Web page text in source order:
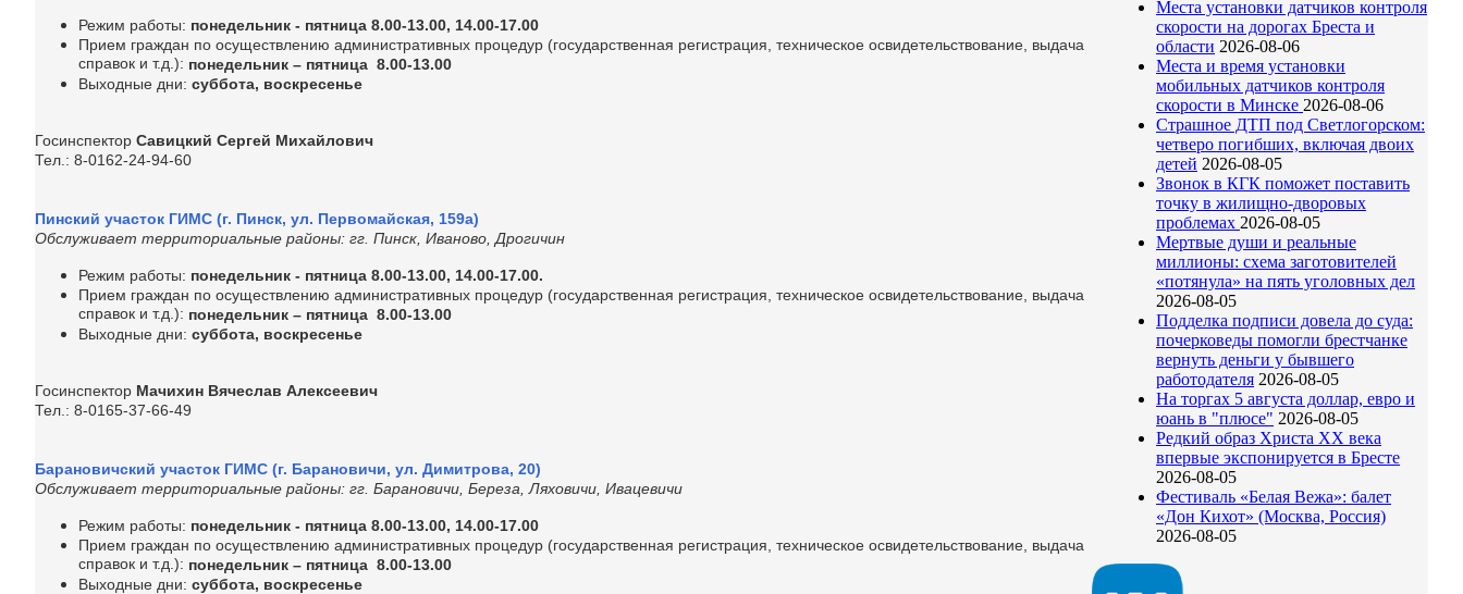
Режим работы: понедельник - пятница 8.00-13.00, 14.00-17.00
Прием граждан по осуществлению административных процедур (государственная регистрация, техническое освидетельствование, выдача
справок и т.д.): понедельник – пятница 8.00-13.00
Выходные дни: суббота, воскресенье
Госинспектор Савицкий Сергей Михайлович
Тел.: 8-0162-24-94-60
Пинский участок ГИМС (г. Пинск, ул. Первомайская, 159а)
Обслуживает территориальные районы: гг. Пинск, Иваново, Дрогичин
Режим работы: понедельник - пятница 8.00-13.00, 14.00-17.00.
Прием граждан по осуществлению административных процедур (государственная регистрация, техническое освидетельствование, выдача
справок и т.д.): понедельник – пятница 8.00-13.00
Выходные дни: суббота, воскресенье
Госинспектор Мачихин Вячеслав Алексеевич
Тел.: 8-0165-37-66-49
Барановичский участок ГИМС (г. Барановичи, ул. Димитрова, 20)
Обслуживает территориальные районы: гг. Барановичи, Береза, Ляховичи, Ивацевичи
Режим работы: понедельник - пятница 8.00-13.00, 14.00-17.00
Прием граждан по осуществлению административных процедур (государственная регистрация, техническое освидетельствование, выдача
справок и т.д.): понедельник – пятница 8.00-13.00
Выходные дни: суббота, воскресенье
Места установки датчиков контроля
скорости на дорогах Бреста и
области 2026-08-06
Места и время установки
мобильных датчиков контроля
скорости в Минске 2026-08-06
Страшное ДТП под Светлогорском:
четверо погибших, включая двоих
детей 2026-08-05
Звонок в КГК поможет поставить
точку в жилищно-дворовых
проблемах 2026-08-05
Мертвые души и реальные
миллионы: схема заготовителей
«потянула» на пять уголовных дел
2026-08-05
Подделка подписи довела до суда:
почерковеды помогли брестчанке
вернуть деньги у бывшего
работодателя 2026-08-05
На торгах 5 августа доллар, евро и
юань в "плюсе" 2026-08-05
Редкий образ Христа ХХ века
впервые экспонируется в Бресте
2026-08-05
Фестиваль «Белая Вежа»: балет
«Дон Кихот» (Москва, Россия)
2026-08-05